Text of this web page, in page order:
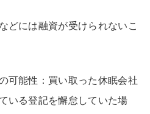
どには融資が受けられないこ
能性：買い取った休眠会社
いる登記を懈怠していた場